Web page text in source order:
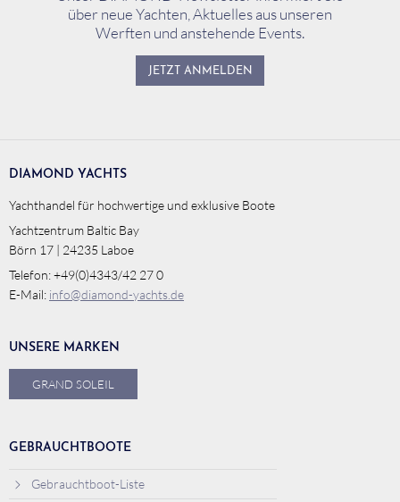
über neue Yachten, Aktuelles aus unseren
Werften und anstehende Events.
JETZT ANMELDEN
DIAMOND YACHTS
Yachthandel für hochwertige und exklusive Boote
Yachtzentrum Baltic Bay
Börn 17 | 24235 Laboe
Telefon: +49(0)4343/42 27 0
E-Mail: info@diamond-yachts.de
UNSERE MARKEN
GRAND SOLEIL
GEBRAUCHTBOOTE
Gebrauchtboot-Liste